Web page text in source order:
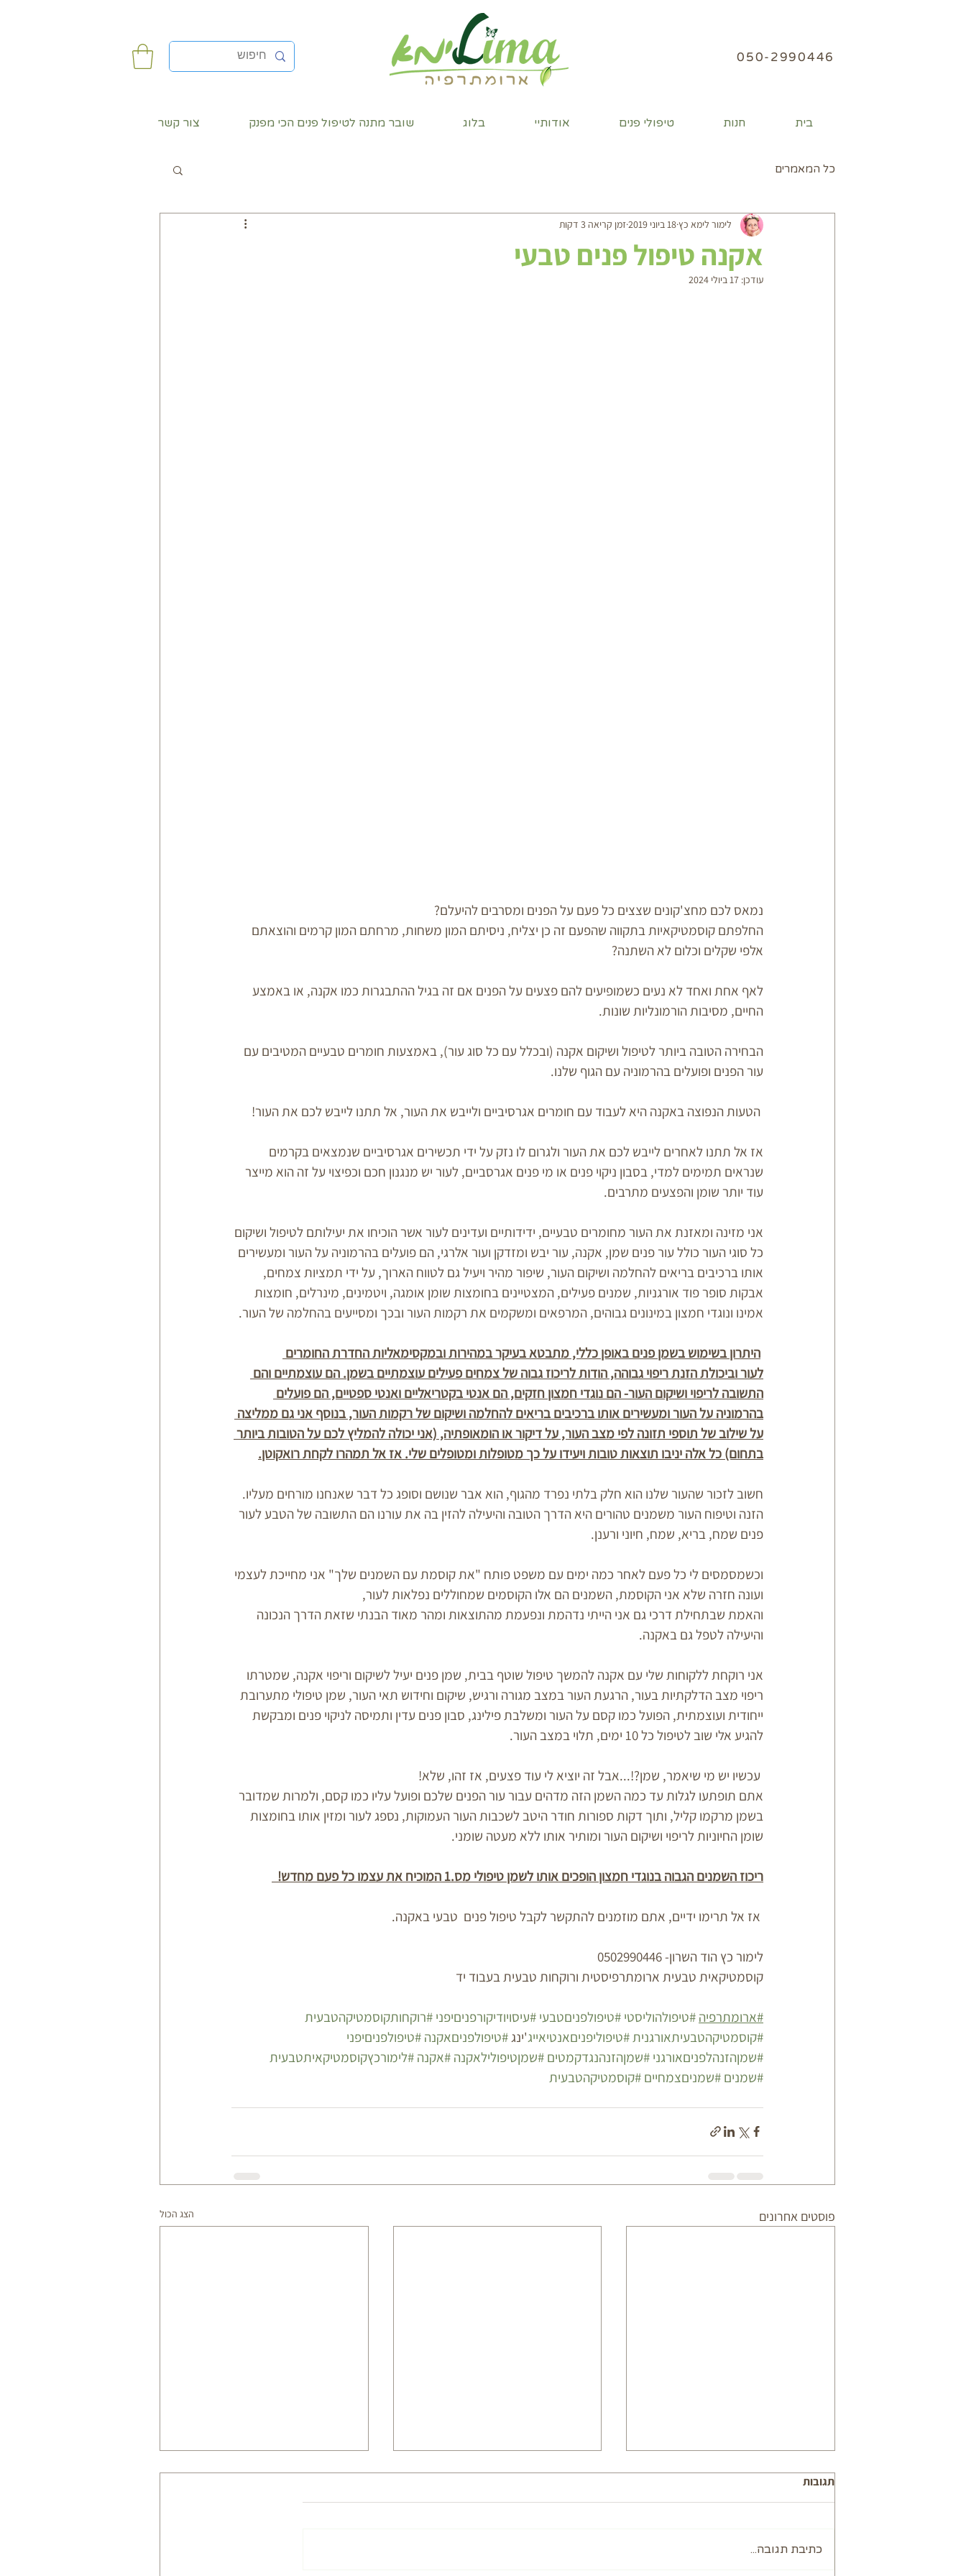
050-2990446
בית חנות טיפולי פנים אודותיי בלוג שובר מתנה לטיפול פנים הכי מפנק צור קשר
כל המאמרים
אקנה טיפול פנים טבעי
לימור לימא כץ18 ביוני 2019 זמן קריאה 3 דקות
עודכן: 17 ביולי 2024
נמאס לכם מחצ'קונים שצצים כל פעם על הפנים ומסרבים להיעלם?
החלפתם קוסמטיקאיות בתקווה שהפעם זה כן יצליח, ניסיתם המון משחות, מרחתם המון קרמים והוצאתם
אלפי שקלים וכלום לא השתנה?
לאף אחת ואחד לא נעים כשמופיעים להם פצעים על הפנים אם זה בגיל ההתבגרות כמו אקנה, או באמצע
החיים, מסיבות הורמונליות שונות.
הבחירה הטובה ביותר לטיפול ושיקום אקנה (ובכלל עם כל סוג עור), באמצעות חומרים טבעיים המטיבים עם
עור הפנים ופועלים בהרמוניה עם הגוף שלנו.
אז אל תתנו לאחרים לייבש לכם את העור ולגרום לו נזק על ידי תכשירים אגרסיביים שנמצאים בקרמים
שנראים תמימים למדי, בסבון ניקוי פנים או מי פנים אגרסביים, לעור יש מנגנון חכם וכפיצוי על זה הוא מייצר
עוד יותר שומן והפצעים מתרבים.
אני מזינה ומאזנת את העור מחומרים טבעיים, ידידותיים ועדינים לעור אשר הוכיחו את יעילותם לטיפול ושיקום
כל סוגי העור כולל עור פנים שמן, אקנה, עור יבש ומזדקן ועור אלרגי, הם פועלים בהרמוניה על העור ומעשירים
אותו ברכיבים בריאים להחלמה ושיקום העור, שיפור מהיר ויעיל גם לטווח הארוך, על ידי תמציות צמחים,
אבקות סופר פוד אורגניות, שמנים פעילים, המצטיינים בחומצות שומן אומגה, ויטמינים, מינרלים, חומצות
אמינו ונוגדי חמצון במינונים גבוהים, המרפאים ומשקמים את רקמות העור ובכך ומסייעים בהחלמה של העור.
היתרון בשימוש בשמן פנים באופן כללי, מתבטא בעיקר במהירות ובמקסימאליות החדרת החומרים
לעור וביכולת הזנת ריפוי גבוהה, הודות לריכוז גבוה של צמחים פעילים עוצמתיים בשמן. הם עוצמתיים והם
התשובה לריפוי ושיקום העור- הם נוגדי חמצון חזקים, הם אנטי בקטריאליים ואנטי ספטיים, הם פועלים
בהרמוניה על העור ומעשירים אותו ברכיבים בריאים להחלמה ושיקום של רקמות העור, בנוסף אני גם ממליצה
על שילוב של תוספי תזונה לפי מצב העור, על דיקור או הומאופתיה, (אני יכולה להמליץ לכם על הטובות ביותר
בתחום) כל אלה יניבו תוצאות טובות ויעידו על כך מטופלות ומטופלים שלי. אז אל תמהרו לקחת רואקוטן.
חשוב לזכור שהעור שלנו הוא חלק בלתי נפרד מהגוף, הוא אבר שנושם וסופג כל דבר שאנחנו מורחים מעליו.
הזנה וטיפוח העור משמנים טהורים היא הדרך הטובה והיעילה להזין בה את עורנו הם התשובה של הטבע לעור
פנים שמח, בריא, שמח, חיוני ורענן.
וכשמסמסים לי כל פעם לאחר כמה ימים עם משפט פותח "את קוסמת עם השמנים שלך" אני מחייכת לעצמי
ועונה חזרה שלא אני הקוסמת, השמנים הם אלו הקוסמים שמחוללים נפלאות לעור,
והאמת שבתחילת דרכי גם אני הייתי נדהמת ונפעמת מהתוצאות ומהר מאוד הבנתי שזאת הדרך הנכונה
והיעילה לטפל גם באקנה.
אני רוקחת ללקוחות שלי עם אקנה להמשך טיפול שוטף בבית, שמן פנים יעיל לשיקום וריפוי אקנה, שמטרתו
ריפוי מצב הדלקתיות בעור, הרגעת העור במצב מגורה ורגיש, שיקום וחידוש תאי העור, שמן טיפולי מתערובת
ייחודית ועוצמתית, הפועל כמו קסם על העור ומשלבת פילינג, סבון פנים עדין ותמיסה לניקוי פנים ומבקשת
להגיע אלי שוב לטיפול כל 10 ימים, תלוי במצב העור.
אתם תופתעו לגלות עד כמה השמן הזה מדהים עבור עור הפנים שלכם ופועל עליו כמו קסם, ולמרות שמדובר
בשמן מרקמו קליל, ותוך דקות ספורות חודר היטב לשכבות העור העמוקות, נספג לעור ומזין אותו בחומצות
שומן החיוניות לריפוי ושיקום העור ומותיר אותו ללא מעטה שומני.
ריכוז השמנים הגבוה בנוגדי חמצון הופכים אותו לשמן טיפולי מס.1 המוכיח את עצמו כל פעם מחדש!
לימור כץ הוד השרון- 0502990446
קוסמטיקאית טבעית ארומתרפיסטית ורוקחות טבעית בעבוד יד
#ארומתרפיה #טיפולהוליסטי #טיפולפניםטבעי #עיסויודיקורפניםיפני #רוקחותקוסמטיקהטבעית
#קוסמטיקהטבעיתאורגנית #טיפוליפניםאנטיאייג'ינג #טיפולפניםאקנה #טיפולפניםיפני
#שמןהזנהלפניםאורגני #שמןהזנהנגדקמטים #שמןטיפולילאקנה #אקנה #לימורכץקוסמטיקאיתטבעית
#שמנים #שמניםצמחיים #קוסמטיקהטבעית
פוסטים אחרונים הצג הכול
תגובות
כתיבת תגובה...